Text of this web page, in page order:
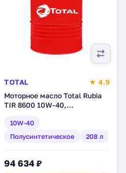
TOTAL
★ 4.9
Моторное масло Total Rubia
TIR 8600 10W-40,
(110800)
10W-40
Полусинтетическое
208 л
94 634 ₽